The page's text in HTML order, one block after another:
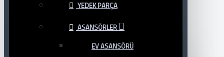
YEDEK PARÇA
ASANSÖRLER
EV ASANSÖRÜ